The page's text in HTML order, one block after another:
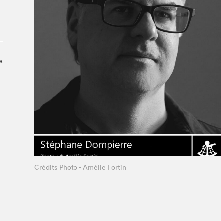
À propos du Salon
Liste des exposant·e·s
Crédits Photo - Amélie Fortin